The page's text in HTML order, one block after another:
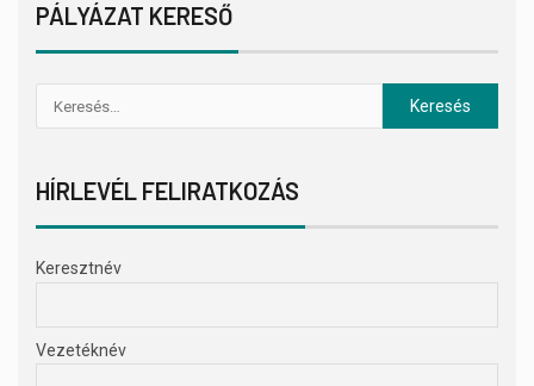
PÁLYÁZAT KERESŐ
HÍRLEVÉL FELIRATKOZÁS
Keresztnév
Vezetéknév